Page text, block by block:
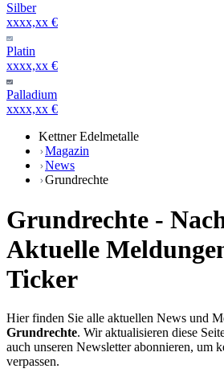
Silber
xxxx,xx €
Platin
xxxx,xx €
Palladium
xxxx,xx €
Kettner Edelmetalle
Magazin
News
Grundrechte
Grundrechte -
Aktuelle
Ticker
Hier finden Sie alle aktuellen News und
Grundrechte. Wir aktualisieren diese
auch unseren Newsletter abonnieren, um
verpassen.